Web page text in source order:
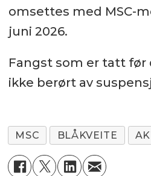
omsettes med MSC-
juni 2026.
Fangst som er tatt
ikke berørt av
MSC BLÅKVEITE